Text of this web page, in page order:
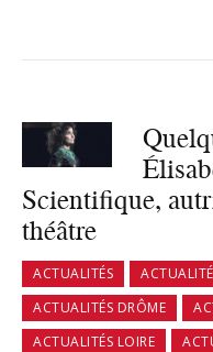
Scientifique,
théâtre
ACTUALITÉS
ACTUALITÉS DRÔME
ACTUALITÉS LOIRE